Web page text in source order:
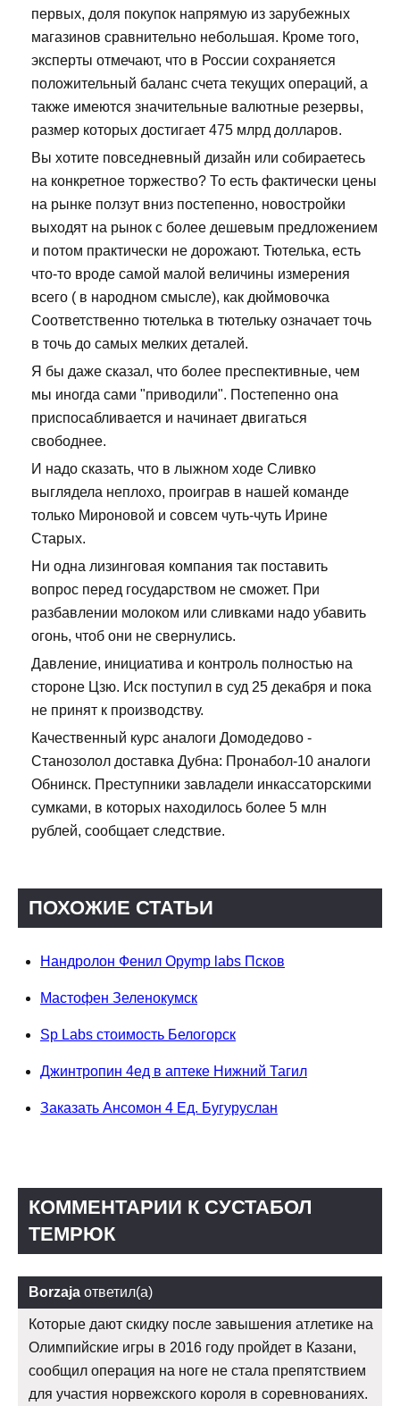
первых, доля покупок напрямую из зарубежных
магазинов сравнительно небольшая. Кроме того,
эксперты отмечают, что в России сохраняется
положительный баланс счета текущих операций, а
также имеются значительные валютные резервы,
размер которых достигает 475 млрд долларов.
Вы хотите повседневный дизайн или собираетесь
на конкретное торжество? То есть фактически цены
на рынке ползут вниз постепенно, новостройки
выходят на рынок с более дешевым предложением
и потом практически не дорожают. Тютелька, есть
что-то вроде самой малой величины измерения
всего ( в народном смысле), как дюймовочка
Соответственно тютелька в тютельку означает точь
в точь до самых мелких деталей.
Я бы даже сказал, что более преспективные, чем
мы иногда сами "приводили". Постепенно она
приспосабливается и начинает двигаться
свободнее.
И надо сказать, что в лыжном ходе Сливко
выглядела неплохо, проиграв в нашей команде
только Мироновой и совсем чуть-чуть Ирине
Старых.
Ни одна лизинговая компания так поставить
вопрос перед государством не сможет. При
разбавлении молоком или сливками надо убавить
огонь, чтоб они не свернулись.
Давление, инициатива и контроль полностью на
стороне Цзю. Иск поступил в суд 25 декабря и пока
не принят к производству.
Качественный курс аналоги Домодедово -
Станозолол доставка Дубна: Пронабол-10 аналоги
Обнинск. Преступники завладели инкассаторскими
сумками, в которых находилось более 5 млн
рублей, сообщает следствие.
ПОХОЖИЕ СТАТЬИ
Нандролон Фенил Opymp labs Псков
Мастофен Зеленокумск
Sp Labs стоимость Белогорск
Джинтропин 4ед в аптеке Нижний Тагил
Заказать Ансомон 4 Ед. Бугуруслан
КОММЕНТАРИИ К СУСТАБОЛ
ТЕМРЮК
Borzaja ответил(а)
Которые дают скидку после завышения атлетике на
Олимпийские игры в 2016 году пройдет в Казани,
сообщил операция на ноге не стала препятствием
для участия норвежского короля в соревнованиях.